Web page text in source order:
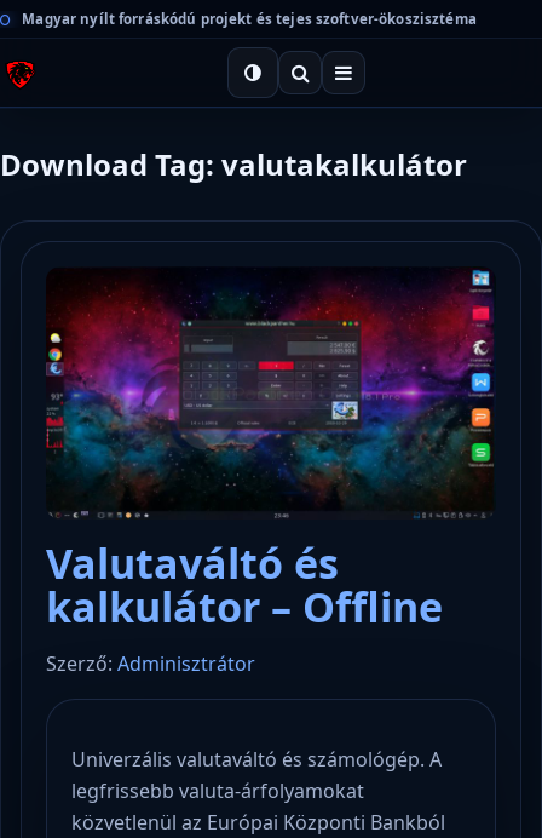
Magyar nyílt forráskódú projekt és tejes szoftver-ökoszisztéma
Download Tag: valutakalkulátor
Valutaváltó és
kalkulátor – Offline
Szerző: Adminisztrátor
Univerzális valutaváltó és számológép. A
legfrissebb valuta-árfolyamokat
közvetlenül az Európai Központi Bankból